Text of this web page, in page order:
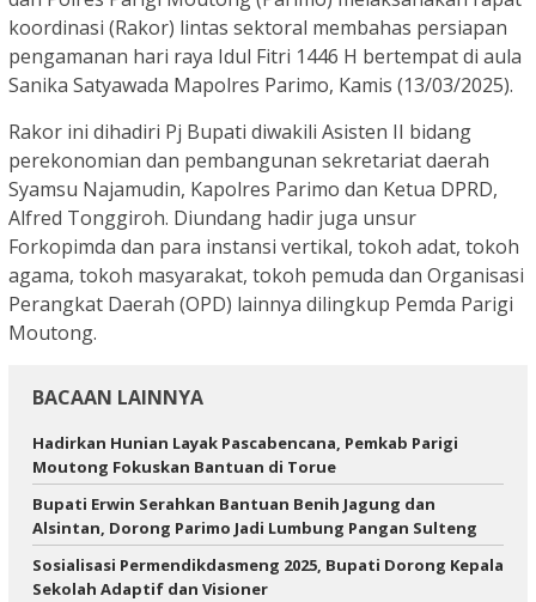
koordinasi (Rakor) lintas sektoral membahas persiapan
pengamanan hari raya Idul Fitri 1446 H bertempat di aula
Sanika Satyawada Mapolres Parimo, Kamis (13/03/2025).
Rakor ini dihadiri Pj Bupati diwakili Asisten II bidang
perekonomian dan pembangunan sekretariat daerah
Syamsu Najamudin, Kapolres Parimo dan Ketua DPRD,
Alfred Tonggiroh. Diundang hadir juga unsur
Forkopimda dan para instansi vertikal, tokoh adat, tokoh
agama, tokoh masyarakat, tokoh pemuda dan Organisasi
Perangkat Daerah (OPD) lainnya dilingkup Pemda Parigi
Moutong.
BACAAN LAINNYA
Hadirkan Hunian Layak Pascabencana, Pemkab Parigi
Moutong Fokuskan Bantuan di Torue
Bupati Erwin Serahkan Bantuan Benih Jagung dan
Alsintan, Dorong Parimo Jadi Lumbung Pangan Sulteng
Sosialisasi Permendikdasmeng 2025, Bupati Dorong Kepala
Sekolah Adaptif dan Visioner